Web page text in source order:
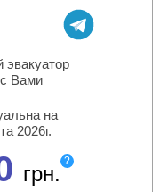
Вами
на
2026г.
грн.
?